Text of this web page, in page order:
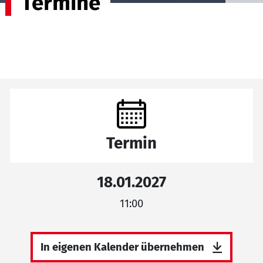
Termin
18.01.2027
11:00
In eigenen Kalender übernehmen